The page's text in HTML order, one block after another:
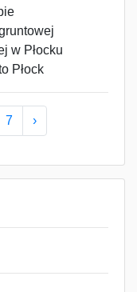
w Płocku
Płock
7 ›